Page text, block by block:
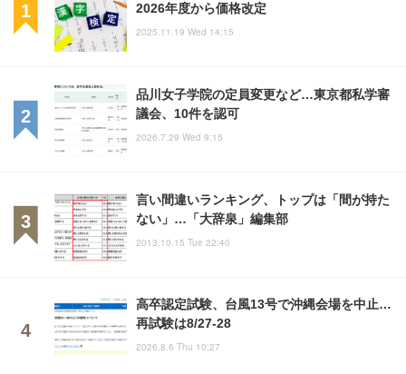
2026年度から価格改定
2025.11.19 Wed 14:15
品川女子学院の定員変更など…東京都私学審
議会、10件を認可
2026.7.29 Wed 9:15
言い間違いランキング、トップは「間が持た
ない」…「大辞泉」編集部
2013.10.15 Tue 22:40
高卒認定試験、台風13号で沖縄会場を中止…
再試験は8/27-28
2026.8.6 Thu 10:27